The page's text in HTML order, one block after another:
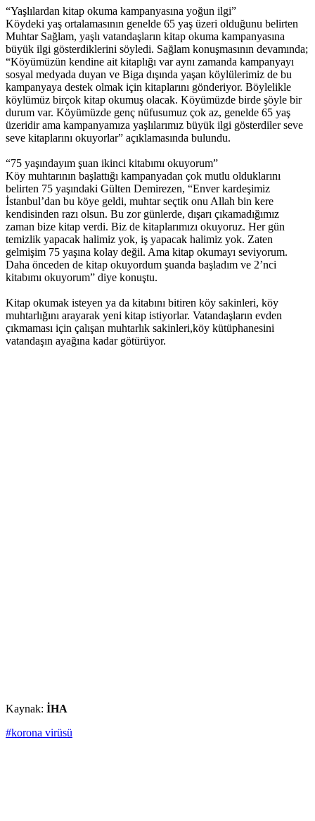
“Yaşlılardan kitap okuma kampanyasına yoğun ilgi”
Köydeki yaş ortalamasının genelde 65 yaş üzeri olduğunu belirten
Muhtar Sağlam, yaşlı vatandaşların kitap okuma kampanyasına
büyük ilgi gösterdiklerini söyledi. Sağlam konuşmasının devamında;
“Köyümüzün kendine ait kitaplığı var aynı zamanda kampanyayı
sosyal medyada duyan ve Biga dışında yaşan köylülerimiz de bu
kampanyaya destek olmak için kitaplarını gönderiyor. Böylelikle
köylümüz birçok kitap okumuş olacak. Köyümüzde birde şöyle bir
durum var. Köyümüzde genç nüfusumuz çok az, genelde 65 yaş
üzeridir ama kampanyamıza yaşlılarımız büyük ilgi gösterdiler seve
seve kitaplarını okuyorlar” açıklamasında bulundu.
“75 yaşındayım şuan ikinci kitabımı okuyorum”
Köy muhtarının başlattığı kampanyadan çok mutlu olduklarını
belirten 75 yaşındaki Gülten Demirezen, “Enver kardeşimiz
İstanbul’dan bu köye geldi, muhtar seçtik onu Allah bin kere
kendisinden razı olsun. Bu zor günlerde, dışarı çıkamadığımız
zaman bize kitap verdi. Biz de kitaplarımızı okuyoruz. Her gün
temizlik yapacak halimiz yok, iş yapacak halimiz yok. Zaten
gelmişim 75 yaşına kolay değil. Ama kitap okumayı seviyorum.
Daha önceden de kitap okuyordum şuanda başladım ve 2’nci
kitabımı okuyorum” diye konuştu.
Kitap okumak isteyen ya da kitabını bitiren köy sakinleri, köy
muhtarlığını arayarak yeni kitap istiyorlar. Vatandaşların evden
çıkmaması için çalışan muhtarlık sakinleri,köy kütüphanesini
vatandaşın ayağına kadar götürüyor.
Kaynak: İHA
#korona virüsü